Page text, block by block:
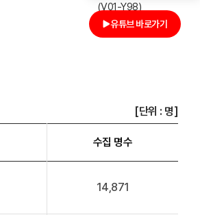
(V01-Y98)
[단위 : 명]
수집 명수
14,871
유튜브 바로가기